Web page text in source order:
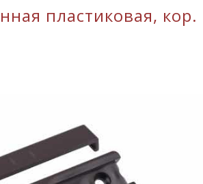
пластиковая, кор.